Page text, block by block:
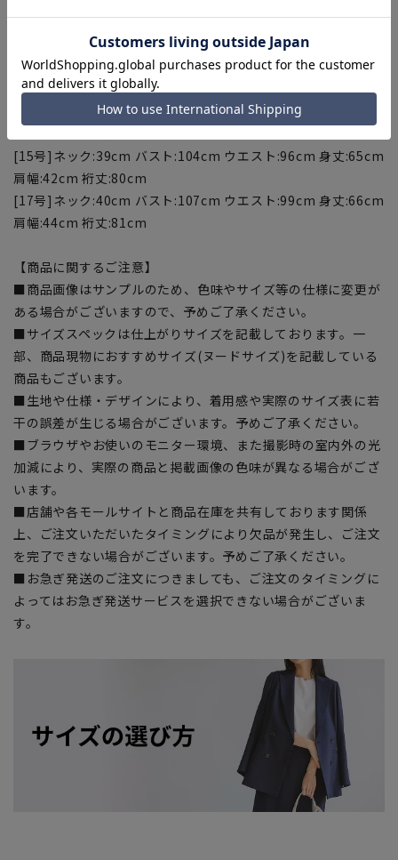
[9号]ネック:36cm バスト:94cm ウエスト:85cm 身丈:62cm
肩幅:40cm 裄丈:77cm
[11号]ネック:37cm バスト:97cm ウエスト:88cm 身丈:63cm
肩幅:41cm 裄丈:78cm
[13号]ネック:38cm バスト:100cm ウエスト:91cm 身丈:64cm
[15号]ネック:39cm バスト:104cm ウエスト:96cm 身丈:65cm
肩幅:42cm 裄丈:80cm
[17号]ネック:40cm バスト:107cm ウエスト:99cm 身丈:66cm
肩幅:44cm 裄丈:81cm
【商品に関するご注意】
■商品画像はサンプルのため、色味やサイズ等の仕様に変更が
ある場合がございますので、予めご了承ください。
■サイズスペックは仕上がりサイズを記載しております。一
部、商品現物におすすめサイズ(ヌードサイズ)を記載している
商品もございます。
■生地や仕様・デザインにより、着用感や実際のサイズ表に若
干の誤差が生じる場合がございます。予めご了承ください。
■ブラウザやお使いのモニター環境、また撮影時の室内外の光
加減により、実際の商品と掲載画像の色味が異なる場合がござ
います。
■店舗や各モールサイトと商品在庫を共有しております関係
上、ご注文いただいたタイミングにより欠品が発生し、ご注文
を完了できない場合がございます。予めご了承ください。
■お急ぎ発送のご注文につきましても、ご注文のタイミングに
よってはお急ぎ発送サービスを選択できない場合がございま
す。